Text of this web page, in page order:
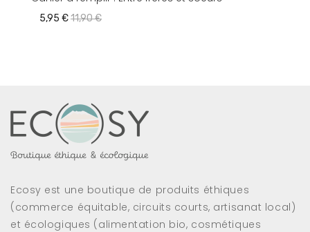
5,95 €11,90 €
Ecosy est une boutique de produits éthiques
(commerce équitable, circuits courts, artisanat local)
et écologiques (alimentation bio, cosmétiques